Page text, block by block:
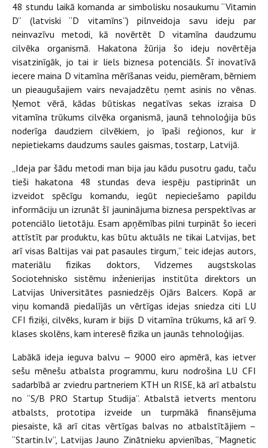
48 stundu laikā komanda ar simbolisku nosaukumu “Vitamin
D” (latviski “D vitamīns”) pilnveidoja savu ideju par
neinvazīvu metodi, kā novērtēt D vitamīna daudzumu
cilvēka organismā. Hakatona žūrija šo ideju novērtēja
visatzinīgāk, jo tai ir liels biznesa potenciāls. Šī inovatīvā
iecere maina D vitamīna mērīšanas veidu, piemēram, bērniem
un pieaugušajiem vairs nevajadzētu ņemt asinis no vēnas.
Ņemot vērā, kādas būtiskas negatīvas sekas izraisa D
vitamīna trūkums cilvēka organismā, jaunā tehnoloģija būs
noderīga daudziem cilvēkiem, jo īpaši reģionos, kur ir
nepietiekams daudzums saules gaismas, tostarp, Latvijā.
„Ideja par šādu metodi man bija jau kādu pusotru gadu, taču
tieši hakatona 48 stundas deva iespēju pastiprināt un
izveidot spēcīgu komandu, iegūt nepieciešamo papildu
informāciju un izrunāt šī jauninājuma biznesa perspektīvas ar
potenciālo lietotāju. Esam apņēmības pilni turpināt šo ieceri
attīstīt par produktu, kas būtu aktuāls ne tikai Latvijas, bet
arī visas Baltijas vai pat pasaules tirgum,” teic idejas autors,
materiālu fizikas doktors, Vidzemes augstskolas
Sociotehnisko sistēmu inženierijas institūta direktors un
Latvijas Universitātes pasniedzējs Ojārs Balcers. Kopā ar
viņu komandā piedalījās un vērtīgas idejas sniedza citi LU
CFI fiziķi, cilvēks, kuram ir bijis D vitamīna trūkums, kā arī 9.
klases skolēns, kam interesē fizika un jaunās tehnoloģijas.
Labākā ideja ieguva balvu — 9000 eiro apmērā, kas ietver
sešu mēnešu atbalsta programmu, kuru nodrošina LU CFI
sadarbībā ar zviedru partneriem KTH un RISE, kā arī atbalstu
no “S/B PRO Startup Studija”. Atbalstā ietverts mentoru
atbalsts, prototipa izveide un turpmākā finansējuma
piesaiste, kā arī citas vērtīgas balvas no atbalstītājiem –
“Startin.lv”, Latvijas Jauno Zinātnieku apvienības, “Magnetic